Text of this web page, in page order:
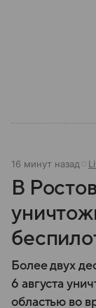
16 минут назад
В
Более двух
6 августа
областью во